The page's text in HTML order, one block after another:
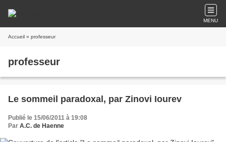
MENU
Accueil » professeur
professeur
Le sommeil paradoxal, par Zinovi Iourev
Publié le 15/06/2011 à 19:08
Par A.C. de Haenne